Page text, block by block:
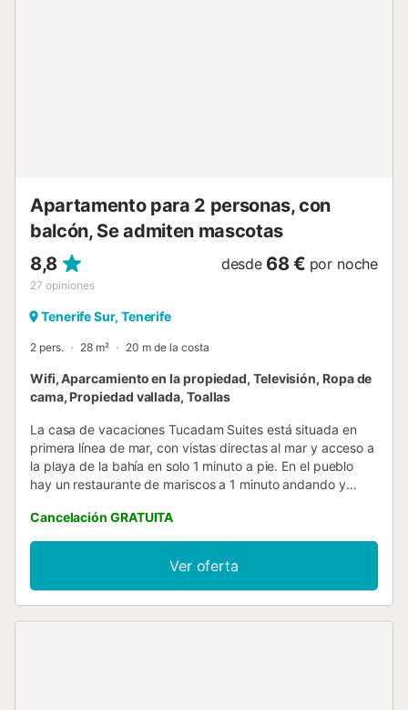
Apartamento para 2 personas, con
balcón, Se admiten mascotas
8,8
27 opiniones
desde 68 € por noche
Tenerife Sur, Tenerife
2 pers. 28 m² 20 m de la costa
Wifi, Aparcamiento en la propiedad, Televisión, Ropa de
cama, Propiedad vallada, Toallas
La casa de vacaciones Tucadam Suites está situada en
primera línea de mar, con vistas directas al mar y acceso a
la playa de la bahía en solo 1 minuto a pie. En el pueblo
hay un restaurante de mariscos a 1 minuto andando y
estudio con una amplia terraza de 50 m² con vistas al mar,
que consta de una sala de estar con cocina, cama doble y
baño, por lo que puede alojar a 2 personas. La propiedad
se encuentra en un segundo piso sin ascensor, y para
acceder al estudio hay un paseo de 3 minutos desde el
Cancelación GRATUITA
Ver oferta